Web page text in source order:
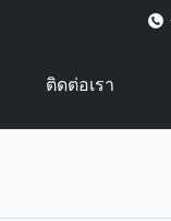
ติดต่อเรา